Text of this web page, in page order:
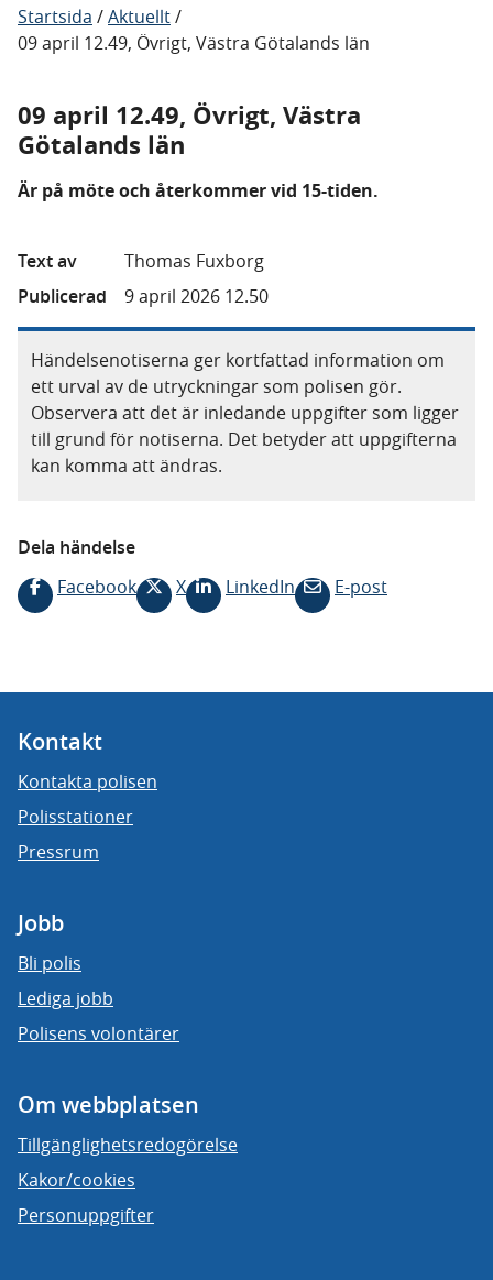
Startsida /Aktuellt/
09 april 12.49, Övrigt, Västra Götalands län
09 april 12.49, Övrigt, Västra
Götalands län
Är på möte och återkommer vid 15-tiden.
Text av
Thomas Fuxborg
Publicerad
9 april 2026 12.50
Händelsenotiserna ger kortfattad information om
ett urval av de utryckningar som polisen gör.
Observera att det är inledande uppgifter som ligger
till grund för notiserna. Det betyder att uppgifterna
kan komma att ändras.
Dela händelse
Facebook
X LinkedIn E-post
Kontakt
Kontakta polisen
Polisstationer
Pressrum
Jobb
Bli polis
Lediga jobb
Polisens volontärer
Om webbplatsen
Tillgänglighetsredogörelse
Kakor/cookies
Personuppgifter